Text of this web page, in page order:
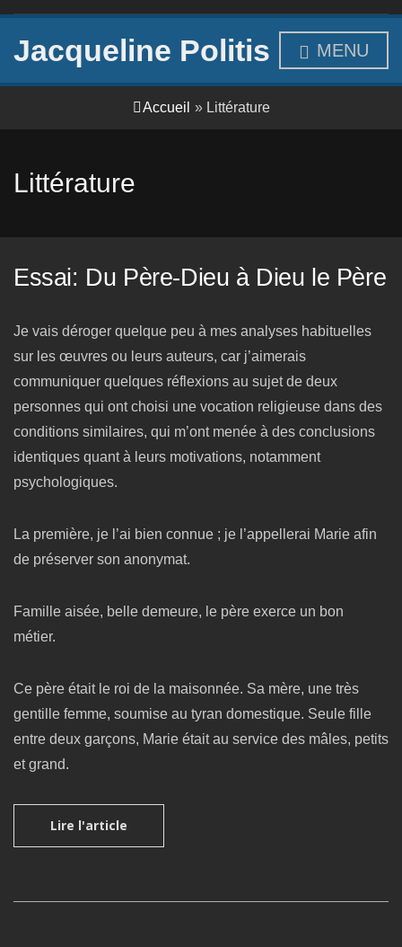
Jacqueline Politis MENU
Accueil » Littérature
Littérature
Essai: Du Père-Dieu à Dieu le Père
Je vais déroger quelque peu à mes analyses habituelles
sur les œuvres ou leurs auteurs, car j’aimerais
communiquer quelques réflexions au sujet de deux
personnes qui ont choisi une vocation religieuse dans des
conditions similaires, qui m’ont menée à des conclusions
identiques quant à leurs motivations, notamment
psychologiques.
La première, je l’ai bien connue ; je l’appellerai Marie afin
de préserver son anonymat.
Famille aisée, belle demeure, le père exerce un bon
métier.
Ce père était le roi de la maisonnée. Sa mère, une très
gentille femme, soumise au tyran domestique. Seule fille
entre deux garçons, Marie était au service des mâles, petits
et grand.
Lire l'article